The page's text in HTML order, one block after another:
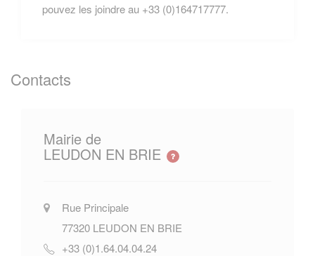
pouvez les joindre au +33 (0)164717777.
Contacts
Mairie de
LEUDON EN BRIE
Rue Principale
77320 LEUDON EN BRIE
+33 (0)1.64.04.04.24